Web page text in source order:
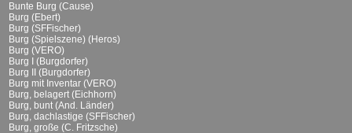
Bunte Burg (Cause)
Burg (Ebert)
Burg (SFFischer)
Burg (Spielszene) (Heros)
Burg (VERO)
Burg I (Burgdorfer)
Burg II (Burgdorfer)
Burg mit Inventar (VERO)
Burg, belagert (Eichhorn)
Burg, bunt (And. Länder)
Burg, dachlastige (SFFischer)
Burg, große (C. Fritzsche)